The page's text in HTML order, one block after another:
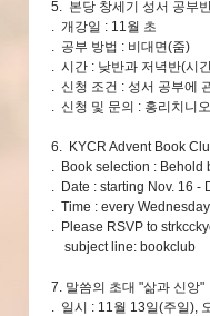
5. 본당 창세기 성서 공부
. 개강일 : 11월 초
. 공부 방법 : 비대면(줌)
. 시간 : 낮반과 저녁반(시
. 신청 조건 : 성서 공부에
. 신청 및 문의 : 홍리치니
6. KYCR Advent Book
. Book selection : Behold
. Date : starting Nov. 16 -
. Time : every
. Please RSVP to
subject line: bookclub
7. 말씀의 초대 "삶과 신앙"
. 일시 : 11월 13일(주일),